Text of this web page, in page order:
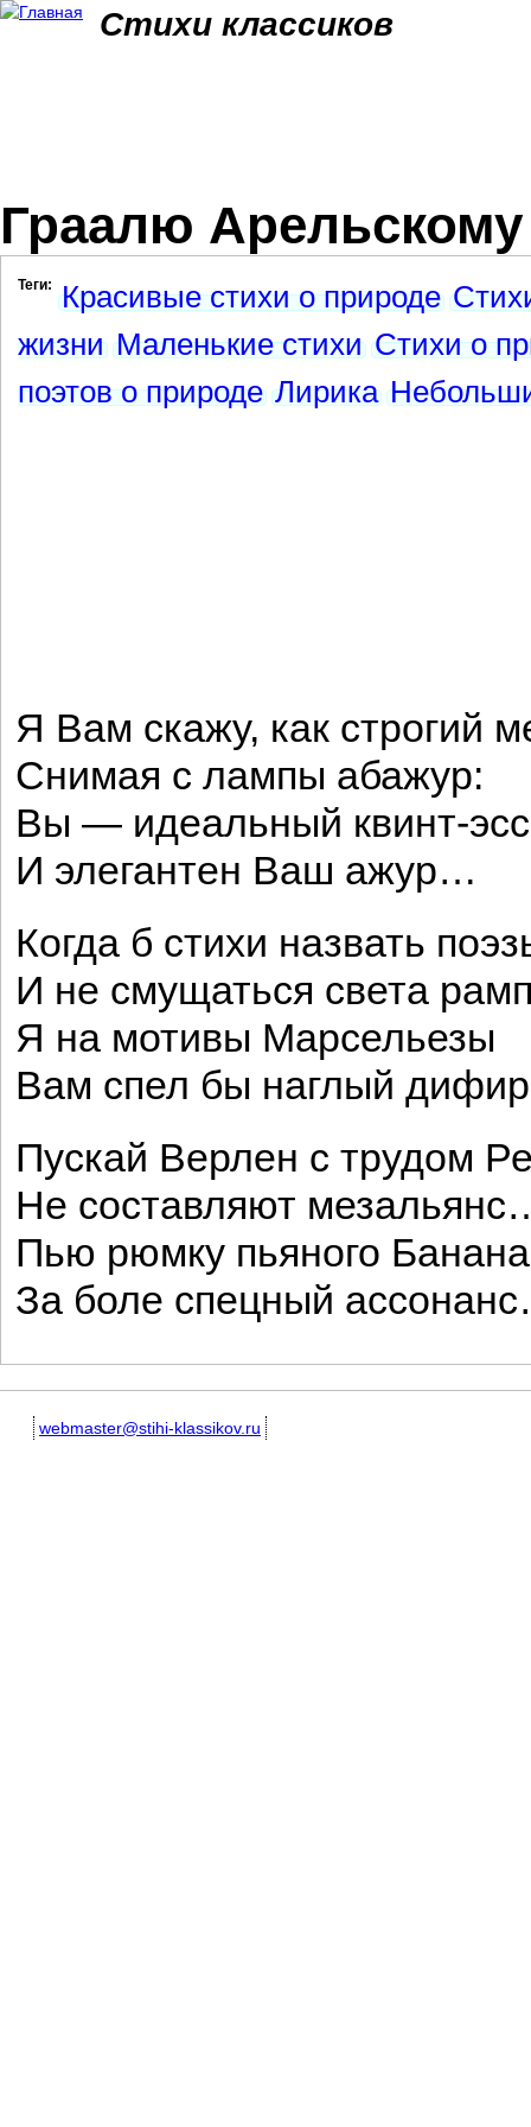
Стихи классиков
Граалю Арельскому
Теги: Красивые стихи о природе
жизни Маленькие стихи Стихи о
поэтов о природе Лирика
Я Вам скажу, как строгий
Снимая с лампы абажур:
Вы — идеальный квинт-
И элегантен Ваш ажур…
Когда б стихи назвать
И не смущаться света
Я на мотивы Марсельезы
Вам спел бы наглый
Пускай Верлен с трудом
Не составляют
Пью рюмку пьяного Банана
За боле спецный
webmaster@stihi-klassikov.ru